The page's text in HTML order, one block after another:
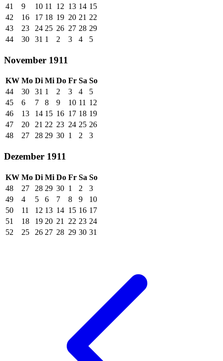
41
9 10 11 12 13 14 15
42
16 17 18 19 20 21 22
43
23 24 25 26 27 28 29
44
30 31 1 2 3 4 5
November 1911
KW Mo Di Mi Do Fr Sa So
44
30 31 1 2 3 4
5
45
6 7 8 9 10 11 12
46
13 14 15 16 17 18 19
47
20 21 22 23 24 25 26
48
27 28 29 30 1 2 3
Dezember 1911
KW Mo Di Mi Do Fr Sa So
48
27 28 29 30 1 2
3
49
4 5 6 7 8 9
10
50
11 12 13 14 15 16 17
51
18 19 20 21 22 23 24
52
25 26 27 28 29 30 31